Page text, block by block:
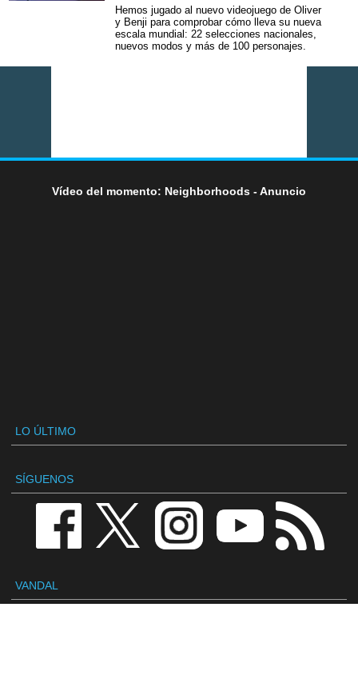
Hemos jugado al nuevo videojuego de Oliver
y Benji para comprobar cómo lleva su nueva
escala mundial: 22 selecciones nacionales,
nuevos modos y más de 100 personajes.
Vídeo del momento: Neighborhoods - Anuncio
LO ÚLTIMO
SÍGUENOS
VANDAL